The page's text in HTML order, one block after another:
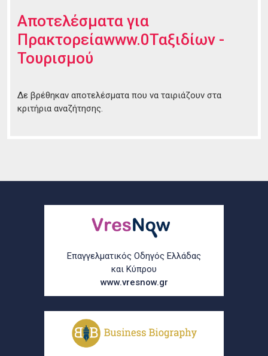
Αποτελέσματα για
Πρακτορείαwww.0Ταξιδίων -
Τουρισμού
Δε βρέθηκαν αποτελέσματα που να ταιριάζουν στα
κριτήρια αναζήτησης.
Επαγγελματικός Οδηγός Ελλάδας
και Κύπρου
www.vresnow.gr